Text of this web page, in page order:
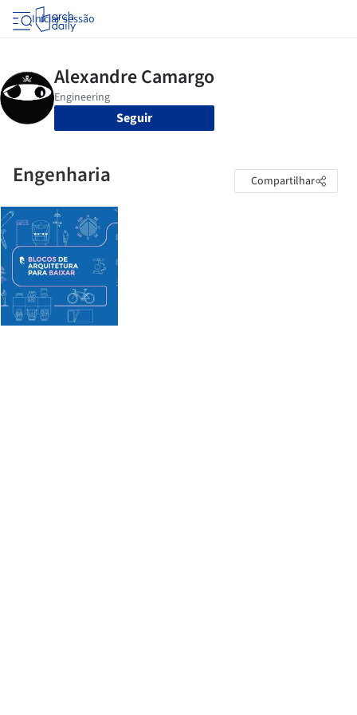
Iniciar sessão
Seguir
Engenharia Compartilhar